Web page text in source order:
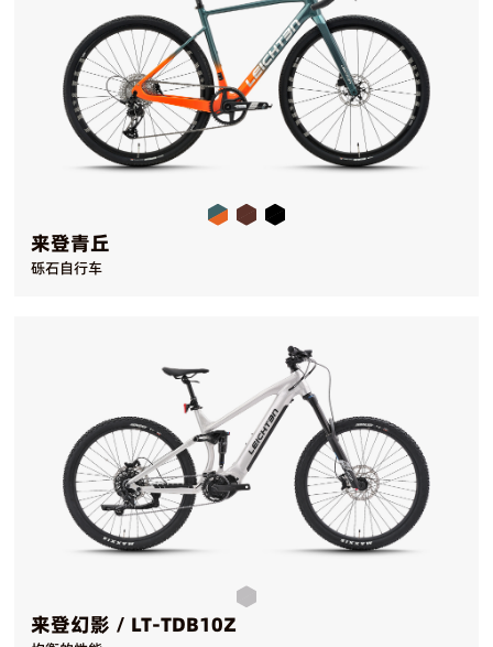
来登青丘
砾石自行车
来登幻影 / LT-TDB10Z